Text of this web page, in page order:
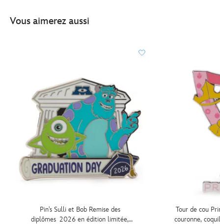
Vous aimerez aussi
Pin's Sulli et Bob Remise des
diplômes 2026 en édition limitée,
Tour de cou
couronne,